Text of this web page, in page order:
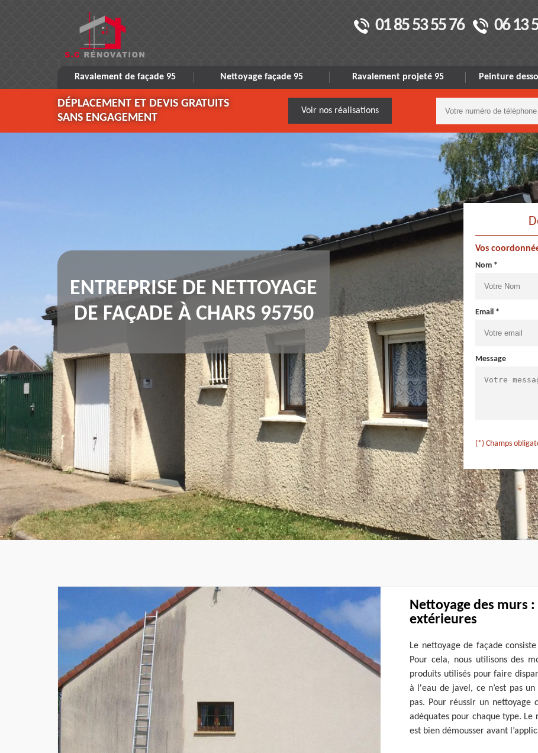
01 85 53 55 76 06 13
Ravalement de façade 95 Nettoyage façade 95 Ravalement projeté 95 Peinture
DÉPLACEMENT ET DEVIS GRATUITS
SANS ENGAGEMENT
Voir nos réalisations
ENTREPRISE DE NETTOYAGE
DE FAÇADE À CHARS 95750
Vos
Nom *
Email *
Message
(*) Champs
Nettoyage des murs
extérieures
Le nettoyage de façade
Pour cela, nous utilisons des
produits utilisés pour faire
à l'eau de javel, ce n’est pas
pas. Pour réussir un nettoyage
adéquates pour chaque type.
est bien démousser avant